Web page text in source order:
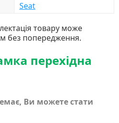
Seat
товару може
без попередження.
перехідна
Ви можете стати